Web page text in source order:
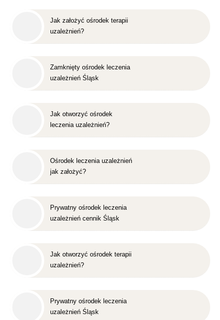
Jak założyć ośrodek terapii
uzależnień?
Zamknięty ośrodek leczenia
uzależnień Śląsk
Jak otworzyć ośrodek
leczenia uzależnień?
Ośrodek leczenia uzależnień
jak założyć?
Prywatny ośrodek leczenia
uzależnień cennik Śląsk
Jak otworzyć ośrodek terapii
uzależnień?
Prywatny ośrodek leczenia
uzależnień Śląsk